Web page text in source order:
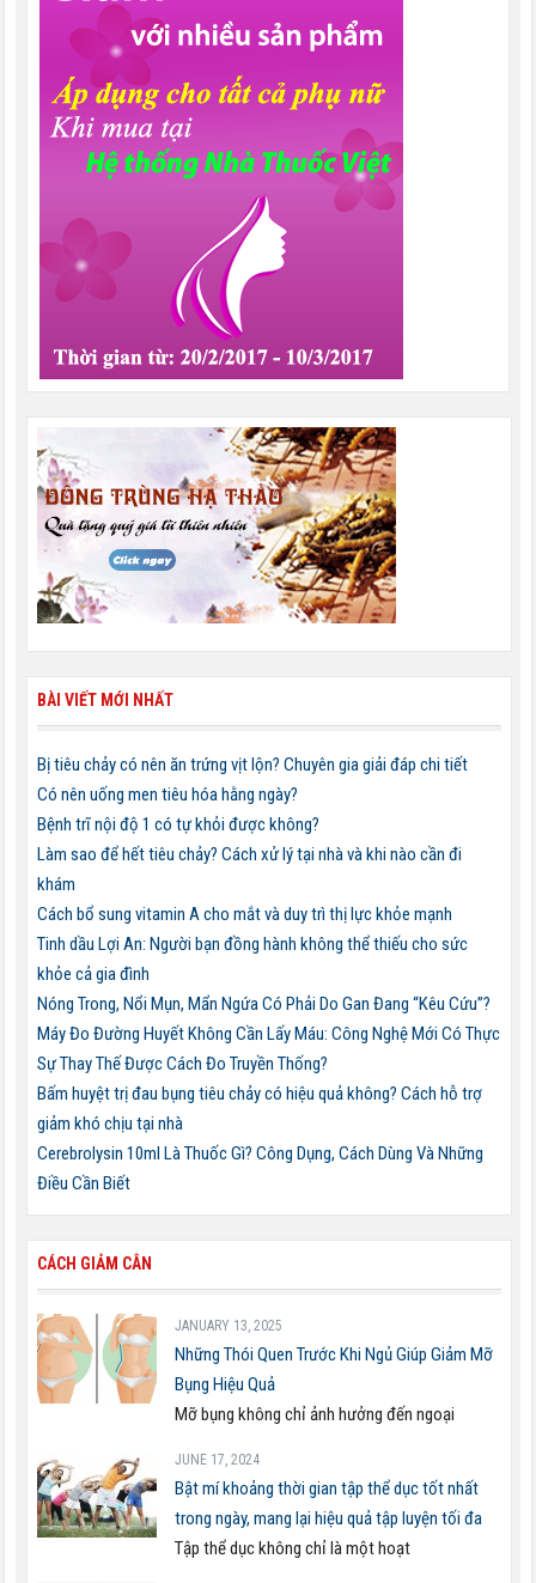
BÀI VIẾT MỚI NHẤT
Bị tiêu chảy có nên ăn trứng vịt lộn? Chuyên gia giải đáp chi tiết
Có nên uống men tiêu hóa hằng ngày?
Bệnh trĩ nội độ 1 có tự khỏi được không?
Làm sao để hết tiêu chảy? Cách xử lý tại nhà và khi nào cần đi
khám
Cách bổ sung vitamin A cho mắt và duy trì thị lực khỏe mạnh
Tinh dầu Lợi An: Người bạn đồng hành không thể thiếu cho sức
khỏe cả gia đình
Nóng Trong, Nổi Mụn, Mẩn Ngứa Có Phải Do Gan Đang “Kêu Cứu”?
Máy Đo Đường Huyết Không Cần Lấy Máu: Công Nghệ Mới Có Thực
Sự Thay Thế Được Cách Đo Truyền Thống?
Bấm huyệt trị đau bụng tiêu chảy có hiệu quả không? Cách hỗ trợ
giảm khó chịu tại nhà
Cerebrolysin 10ml Là Thuốc Gì? Công Dụng, Cách Dùng Và Những
Điều Cần Biết
CÁCH GIẢM CÂN
JANUARY 13, 2025
Những Thói Quen Trước Khi Ngủ Giúp Giảm Mỡ
Bụng Hiệu Quả
Mỡ bụng không chỉ ảnh hưởng đến ngoại
JUNE 17, 2024
Bật mí khoảng thời gian tập thể dục tốt nhất
trong ngày, mang lại hiệu quả tập luyện tối đa
Tập thể dục không chỉ là một hoạt